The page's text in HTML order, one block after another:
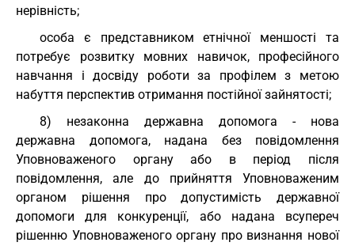
нерівність;
особа є представником етнічної меншості та
потребує розвитку мовних навичок, професійного
навчання і досвіду роботи за профілем з метою
набуття перспектив отримання постійної зайнятості;
8) незаконна державна допомога - нова
державна допомога, надана без повідомлення
Уповноваженого органу або в період після
повідомлення, але до прийняття Уповноваженим
органом рішення про допустимість державної
допомоги для конкуренції, або надана всупереч
рішенню Уповноваженого органу про визнання нової